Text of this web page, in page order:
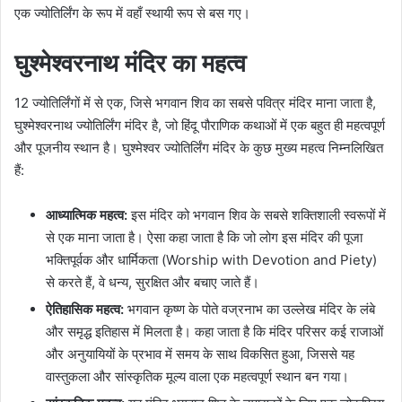
एक ज्योतिर्लिंग के रूप में वहाँ स्थायी रूप से बस गए।
घुश्मेश्वरनाथ मंदिर का महत्व
12 ज्योतिर्लिंगों में से एक, जिसे भगवान शिव का सबसे पवित्र मंदिर माना जाता है,
घुश्मेश्वरनाथ ज्योतिर्लिंग मंदिर है, जो हिंदू पौराणिक कथाओं में एक बहुत ही महत्वपूर्ण
और पूजनीय स्थान है। घुश्मेश्वर ज्योतिर्लिंग मंदिर के कुछ मुख्य महत्व निम्नलिखित
हैं:
आध्यात्मिक महत्व:इस मंदिर को भगवान शिव के सबसे शक्तिशाली स्वरूपों में
से एक माना जाता है। ऐसा कहा जाता है कि जो लोग इस मंदिर की पूजा
भक्तिपूर्वक और धार्मिकता (Worship with Devotion and Piety)
से करते हैं, वे धन्य, सुरक्षित और बचाए जाते हैं।
ऐतिहासिक महत्व: भगवान कृष्ण के पोते वज्रनाभ का उल्लेख मंदिर के लंबे
और समृद्ध इतिहास में मिलता है। कहा जाता है कि मंदिर परिसर कई राजाओं
और अनुयायियों के प्रभाव में समय के साथ विकसित हुआ, जिससे यह
वास्तुकला और सांस्कृतिक मूल्य वाला एक महत्वपूर्ण स्थान बन गया।